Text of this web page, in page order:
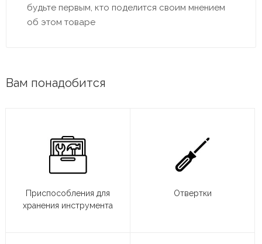
будьте первым, кто поделится своим мнением
об этом товаре
Вам понадобится
Приспособления для
хранения инструмента
Отвертки